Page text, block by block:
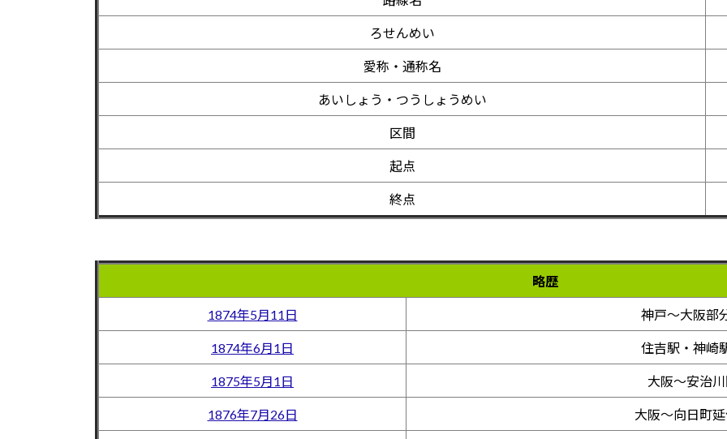
ろせんめい
愛称・通称名
あいしょう・つうしょうめい
区間
起点
終点
略歴
1874年5月11日 神戸～大阪部
1874年6月1日 住吉駅・神崎
1875年5月1日 大阪～安治
1876年7月26日 大阪～向日町